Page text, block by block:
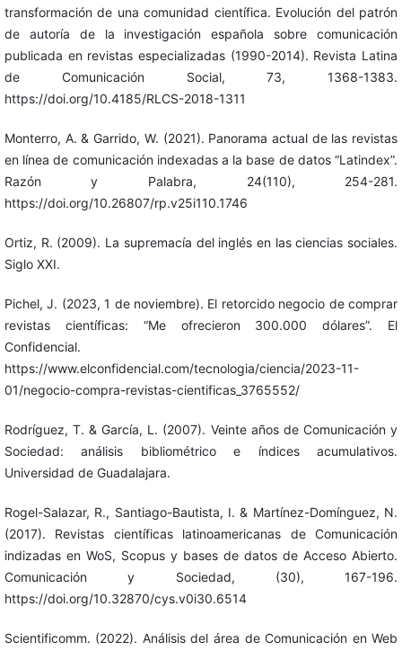
transformación de una comunidad científica. Evolución del patrón
de autoría de la investigación española sobre comunicación
publicada en revistas especializadas (1990-2014). Revista Latina
de Comunicación Social, 73, 1368-1383.
https://doi.org/10.4185/RLCS-2018-1311
Monterro, A. & Garrido, W. (2021). Panorama actual de las revistas
en línea de comunicación indexadas a la base de datos “Latindex”.
Razón y Palabra, 24(110), 254-281.
https://doi.org/10.26807/rp.v25i110.1746
Ortiz, R. (2009). La supremacía del inglés en las ciencias sociales.
Siglo XXI.
Pichel, J. (2023, 1 de noviembre). El retorcido negocio de comprar
revistas científicas: “Me ofrecieron 300.000 dólares”. El
Confidencial.
https://www.elconfidencial.com/tecnologia/ciencia/2023-11-
01/negocio-compra-revistas-cientificas_3765552/
Rodríguez, T. & García, L. (2007). Veinte años de Comunicación y
Sociedad: análisis bibliométrico e índices acumulativos.
Universidad de Guadalajara.
Rogel-Salazar, R., Santiago-Bautista, I. & Martínez-Domínguez, N.
(2017). Revistas científicas latinoamericanas de Comunicación
indizadas en WoS, Scopus y bases de datos de Acceso Abierto.
Comunicación y Sociedad, (30), 167-196.
https://doi.org/10.32870/cys.v0i30.6514
Scientificomm. (2022). Análisis del área de Comunicación en Web